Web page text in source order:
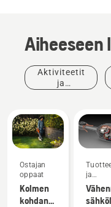
Aiheeseen
Aktiviteetit
ja
Ostajan
oppaat
Kolmen
kohdan
ja